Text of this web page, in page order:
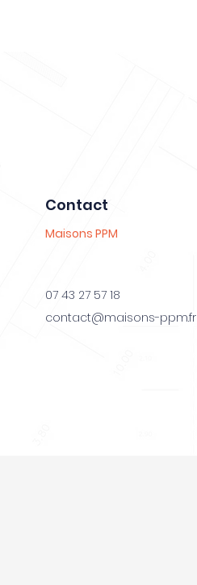
Contact
Maisons PPM
07 43 27 57 18
contact@maisons-ppm.fr